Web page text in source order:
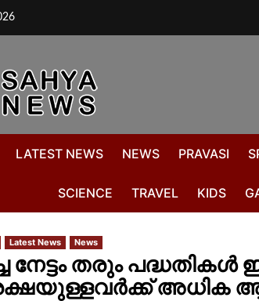
LATEST NEWS NEWS PRAVASI
SCIENCE TRAVEL KIDS
Latest News News
നേട്ടം തരും
അധിക